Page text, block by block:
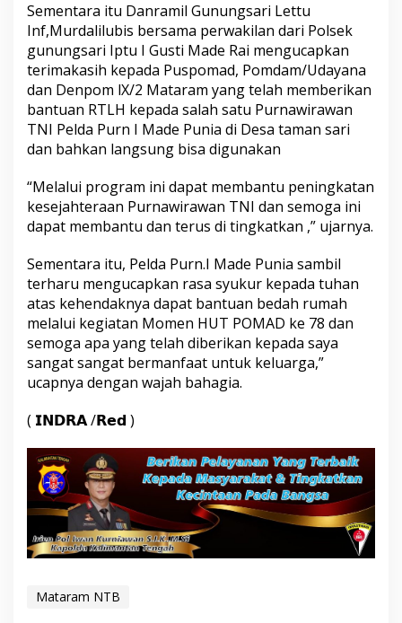
Sementara itu Danramil Gunungsari Lettu
Inf,Murdalilubis bersama perwakilan dari Polsek
gunungsari Iptu I Gusti Made Rai mengucapkan
terimakasih kepada Puspomad, Pomdam/Udayana
dan Denpom lX/2 Mataram yang telah memberikan
bantuan RTLH kepada salah satu Purnawirawan
TNI Pelda Purn I Made Punia di Desa taman sari
dan bahkan langsung bisa digunakan
“Melalui program ini dapat membantu peningkatan
kesejahteraan Purnawirawan TNI dan semoga ini
dapat membantu dan terus di tingkatkan ,” ujarnya.
Sementara itu, Pelda Purn.I Made Punia sambil
terharu mengucapkan rasa syukur kepada tuhan
atas kehendaknya dapat bantuan bedah rumah
melalui kegiatan Momen HUT POMAD ke 78 dan
semoga apa yang telah diberikan kepada saya
sangat sangat bermanfaat untuk keluarga,”
ucapnya dengan wajah bahagia.
( 𝗜𝗡𝗗𝗥𝗔 /𝗥𝗲𝗱 )
Mataram NTB